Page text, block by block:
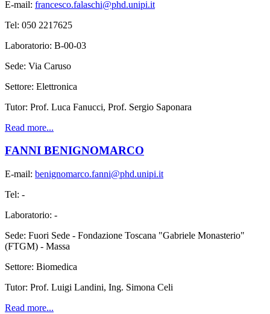
E-mail: francesco.falaschi@phd.unipi.it
Tel: 050 2217625
Laboratorio: B-00-03
Sede: Via Caruso
Settore: Elettronica
Tutor: Prof. Luca Fanucci, Prof. Sergio Saponara
Read more...
FANNI BENIGNOMARCO
E-mail: benignomarco.fanni@phd.unipi.it
Tel: -
Laboratorio: -
Sede: Fuori Sede - Fondazione Toscana "Gabriele Monasterio"
(FTGM) - Massa
Settore: Biomedica
Tutor: Prof. Luigi Landini, Ing. Simona Celi
Read more...